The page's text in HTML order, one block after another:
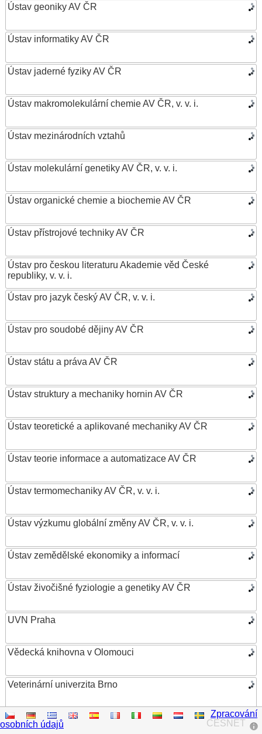
Ústav geoniky AV ČR
Ústav informatiky AV ČR
Ústav jaderné fyziky AV ČR
Ústav makromolekulární chemie AV ČR, v. v. i.
Ústav mezinárodních vztahů
Ústav molekulární genetiky AV ČR, v. v. i.
Ústav organické chemie a biochemie AV ČR
Ústav přístrojové techniky AV ČR
Ústav pro českou literaturu Akademie věd České
republiky, v. v. i.
Ústav pro jazyk český AV ČR, v. v. i.
Ústav pro soudobé dějiny AV ČR
Ústav státu a práva AV ČR
Ústav struktury a mechaniky hornin AV ČR
Ústav teoretické a aplikované mechaniky AV ČR
Ústav teorie informace a automatizace AV ČR
Ústav termomechaniky AV ČR, v. v. i.
Ústav výzkumu globální změny AV ČR, v. v. i.
Ústav zemědělské ekonomiky a informací
Ústav živočišné fyziologie a genetiky AV ČR
UVN Praha
Vědecká knihovna v Olomouci
Veterinární univerzita Brno
VŠB – Technická univerzita Ostrava
CESNET
Zpracování
osobních údajů